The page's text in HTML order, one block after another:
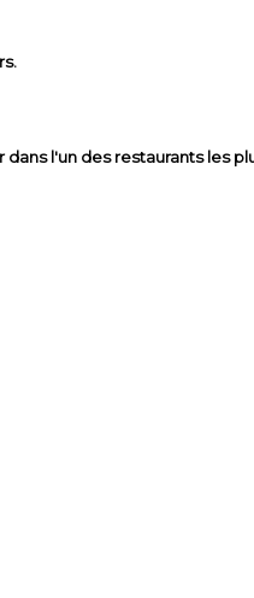
l'un des restaurants les